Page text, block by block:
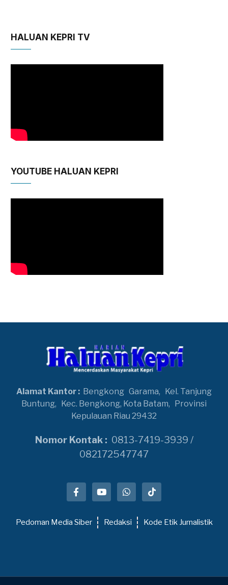
HALUAN KEPRI TV
YOUTUBE HALUAN KEPRI
Alamat Kantor : Bengkong Garama, Kel. Tanjung
Buntung, Kec. Bengkong, Kota Batam, Provinsi
Kepulauan Riau 29432
Nomor Kontak : 0813-7419-3939 /
082172547747
Pedoman Media Siber Redaksi Kode Etik Jurnalistik